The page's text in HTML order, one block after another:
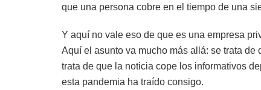
que una persona cobre en el tiempo de una
Y aquí no vale eso de que es una empresa
Aquí el asunto va mucho más allá: se trata
trata de que la noticia cope los informativos
esta pandemia ha traído consigo.